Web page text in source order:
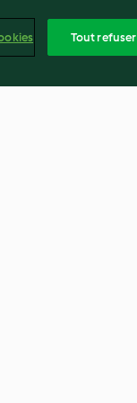
Tout refuser